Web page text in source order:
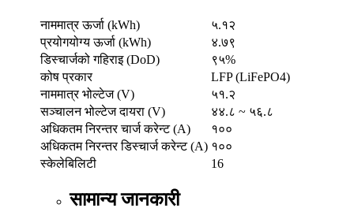
नाममात्र ऊर्जा (kWh)
५.१२
प्रयोगयोग्य ऊर्जा (kWh)
४.७९
डिस्चार्जको गहिराइ (DoD)
९५%
कोष प्रकार
LFP (LiFePO4)
नाममात्र भोल्टेज (V)
५१.२
सञ्चालन भोल्टेज दायरा (V)
४४.८ ~ ५६.८
अधिकतम निरन्तर चार्ज करेन्ट (A)
१००
अधिकतम निरन्तर डिस्चार्ज करेन्ट (A) १००
स्केलेबिलिटी
16
सामान्य जानकारी